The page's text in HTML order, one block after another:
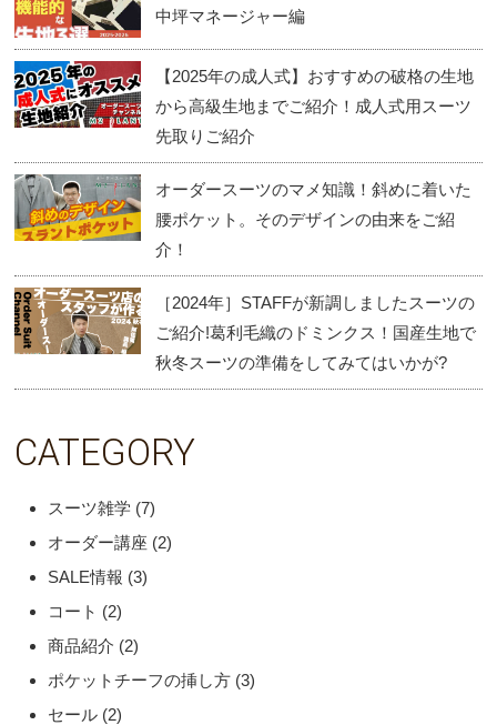
中坪マネージャー編
【2025年の成人式】おすすめの破格の生地
から高級生地までご紹介！成人式用スーツ
先取りご紹介
オーダースーツのマメ知識！斜めに着いた
腰ポケット。そのデザインの由来をご紹
介！
［2024年］STAFFが新調しましたスーツの
ご紹介!葛利毛織のドミンクス！国産生地で
秋冬スーツの準備をしてみてはいかが?
CATEGORY
スーツ雑学 (7)
オーダー講座 (2)
SALE情報 (3)
コート (2)
商品紹介 (2)
ポケットチーフの挿し方 (3)
セール (2)